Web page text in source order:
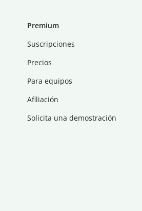
Premium
Suscripciones
Precios
Para equipos
Afiliación
Solicita una demostración